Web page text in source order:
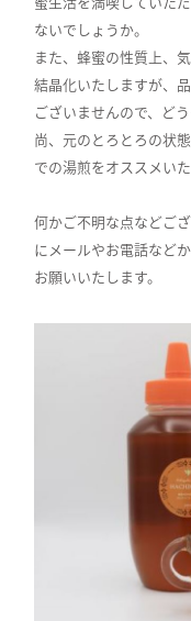
ないでしょうか。
また、蜂蜜の性質上、
結晶化いたしますが、
ございませんので、ど
尚、元のとろとろの状
での湯煎をオススメいた
何かご不明な点などご
にメールやお電話など
お願いいたします。